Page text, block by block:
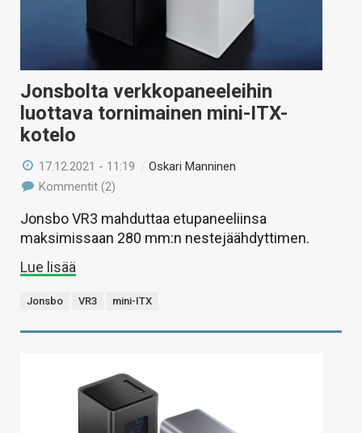
Jonsbolta verkkopaneeleihin
luottava tornimainen mini-ITX-
kotelo
17.12.2021 - 11:19 /Oskari Manninen
Kommentit (2)
Jonsbo VR3 mahduttaa etupaneeliinsa
maksimissaan 280 mm:n nestejäähdyttimen.
Lue lisää
Jonsbo VR3 mini-ITX